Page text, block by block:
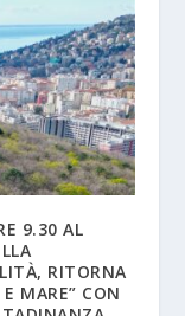
9.30 AL
RITORNA
MARE” CON